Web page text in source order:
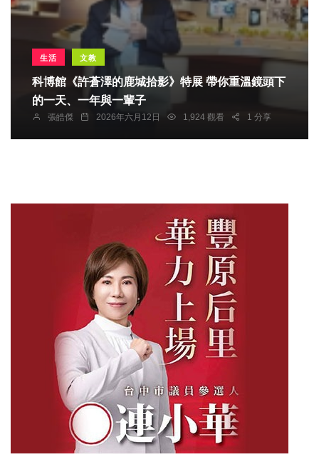
生活 文教
科博館《許蒼澤的鹿城拾影》特展 帶你重溫鏡頭下
的一天、一年與一輩子
張皓傑 2026年六月12日 1,924 觀看 1 分享